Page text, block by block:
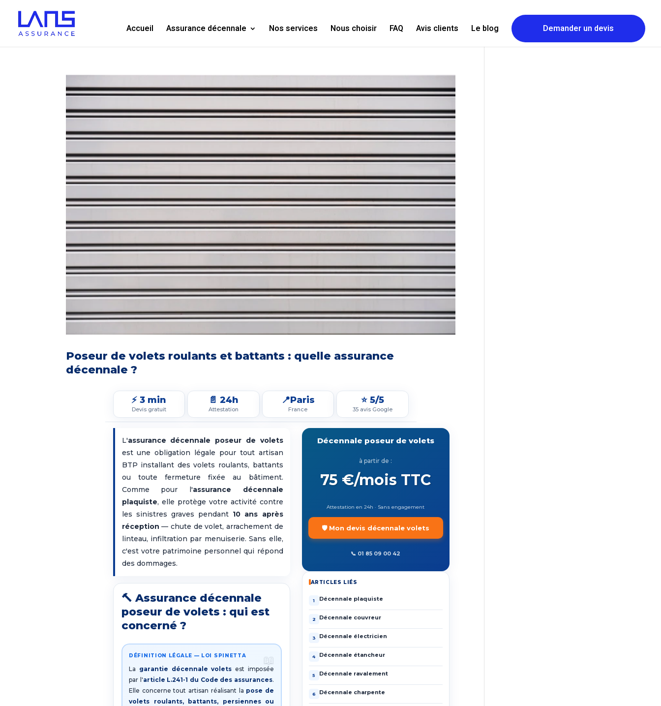
Accueil Assurance décennale Nos services Nous choisir FAQ Avis clients Le blog Demander un devis
Poseur de volets roulants et battants : quelle assurance
décennale ?
⚡ 3 min
Devis gratuit
📄 24h
Attestation
📍Paris
France
⭐ 5/5
35 avis Google
L'assurance décennale poseur de volets
est une obligation légale pour tout artisan
BTP installant des volets roulants, battants
ou toute fermeture fixée au bâtiment.
Comme pour l'assurance décennale
plaquiste, elle protège votre activité contre
les sinistres graves pendant 10 ans après
réception — chute de volet, arrachement de
linteau, infiltration par menuiserie. Sans elle,
c'est votre patrimoine personnel qui répond
des dommages.
🔨 Assurance décennale
poseur de volets : qui est
concerné ?
DÉFINITION LÉGALE — LOI SPINETTA
La garantie décennale volets est imposée
par l'article L.241-1 du Code des assurances.
Elle concerne tout artisan réalisant la pose de
volets roulants, battants, persiennes ou
Décennale poseur de volets
à partir de :
75 €/mois TTC
Attestation en 24h · Sans engagement
🛡️ Mon devis décennale volets
📞 01 85 09 00 42
ARTICLES LIÉS
1 Décennale plaquiste
2 Décennale couvreur
3 Décennale électricien
4 Décennale étancheur
5 Décennale ravalement
6 Décennale charpente